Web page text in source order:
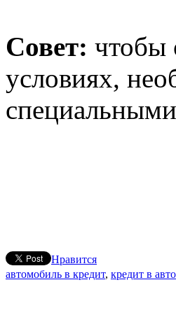
Совет: чтобы
условиях,
Нравится
автомобиль в кредит, кредит в